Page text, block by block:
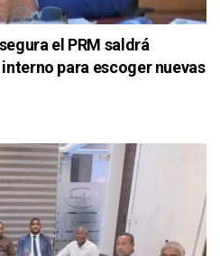
el PRM saldrá
para escoger nuevas